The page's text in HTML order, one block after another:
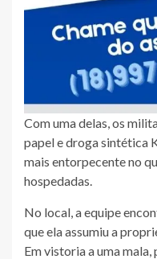
Com uma delas, os
papel e droga sintética
mais entorpecente no
hospedadas.
No local, a equipe
que ela assumiu a
Em vistoria a uma